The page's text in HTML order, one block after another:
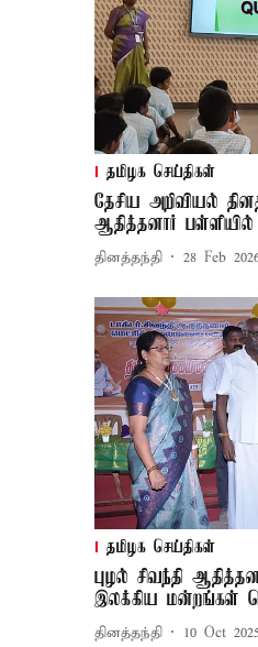
தமிழக செய்திகள்
தேசிய அறிவியல்
ஆதித்தனார்
தினத்தந்தி 28 Feb
தமிழக செய்திகள்
புழல் சிவந்தி
இலக்கிய மன்றங்கள்
தினத்தந்தி 10 Oct 2025